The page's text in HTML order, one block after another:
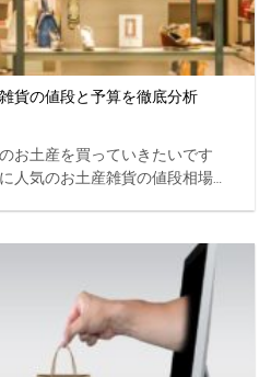
貨の値段と予算を徹底分析
お土産を買っていきたいです
人気のお土産雑貨の値段相場